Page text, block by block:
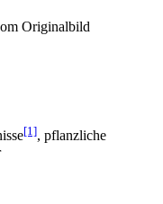
Originalbild
[1], pflanzliche